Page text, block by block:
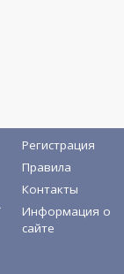
Регистрация
Правила
Контакты
Информация о
сайте